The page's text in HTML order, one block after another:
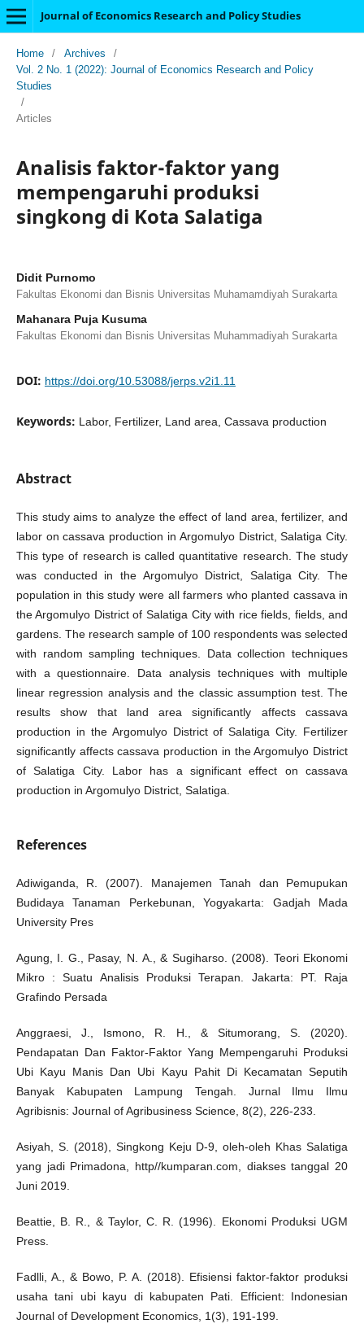
Journal of Economics Research and Policy Studies
Home / Archives
/
Vol. 2 No. 1 (2022): Journal of Economics Research and Policy
Studies
/
Articles
Analisis faktor-faktor yang
mempengaruhi produksi
singkong di Kota Salatiga
Didit Purnomo
Fakultas Ekonomi dan Bisnis Universitas Muhamamdiyah Surakarta
Mahanara Puja Kusuma
Fakultas Ekonomi dan Bisnis Universitas Muhammadiyah Surakarta
DOI: https://doi.org/10.53088/jerps.v2i1.11
Keywords: Labor, Fertilizer, Land area, Cassava production
Abstract
This study aims to analyze the effect of land area, fertilizer, and
labor on cassava production in Argomulyo District, Salatiga City.
This type of research is called quantitative research. The study
was conducted in the Argomulyo District, Salatiga City. The
population in this study were all farmers who planted cassava in
the Argomulyo District of Salatiga City with rice fields, fields, and
gardens. The research sample of 100 respondents was selected
with random sampling techniques. Data collection techniques
with a questionnaire. Data analysis techniques with multiple
linear regression analysis and the classic assumption test. The
results show that land area significantly affects cassava
production in the Argomulyo District of Salatiga City. Fertilizer
significantly affects cassava production in the Argomulyo District
of Salatiga City. Labor has a significant effect on cassava
production in Argomulyo District, Salatiga.
References
Adiwiganda, R. (2007). Manajemen Tanah dan Pemupukan
Budidaya Tanaman Perkebunan, Yogyakarta: Gadjah Mada
University Pres
Agung, I. G., Pasay, N. A., & Sugiharso. (2008). Teori Ekonomi
Mikro : Suatu Analisis Produksi Terapan. Jakarta: PT. Raja
Grafindo Persada
Anggraesi, J., Ismono, R. H., & Situmorang, S. (2020).
Pendapatan Dan Faktor-Faktor Yang Mempengaruhi Produksi
Ubi Kayu Manis Dan Ubi Kayu Pahit Di Kecamatan Seputih
Banyak Kabupaten Lampung Tengah. Jurnal Ilmu Ilmu
Agribisnis: Journal of Agribusiness Science, 8(2), 226-233.
Asiyah, S. (2018), Singkong Keju D-9, oleh-oleh Khas Salatiga
yang jadi Primadona, http//kumparan.com, diakses tanggal 20
Juni 2019.
Beattie, B. R., & Taylor, C. R. (1996). Ekonomi Produksi UGM
Press.
Fadlli, A., & Bowo, P. A. (2018). Efisiensi faktor-faktor produksi
usaha tani ubi kayu di kabupaten Pati. Efficient: Indonesian
Journal of Development Economics, 1(3), 191-199.